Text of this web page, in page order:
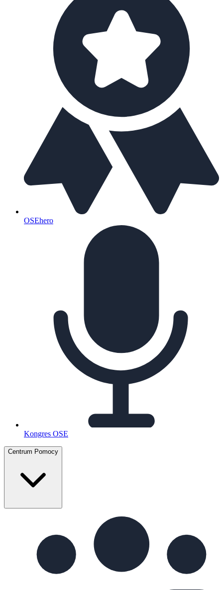
OSEhero
Kongres OSE
Centrum Pomocy